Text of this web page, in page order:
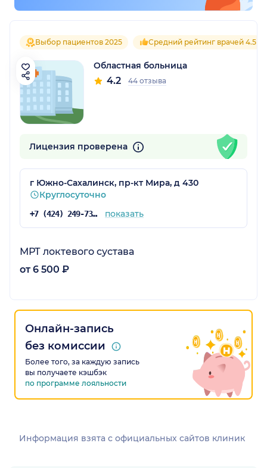
Выбор пациентов 2025 Средний рейтинг врачей 4.5
Областная больница
4.2 44 отзыва
Лицензия проверена
г Южно-Сахалинск, пр-кт Мира, д 430
Круглосуточно
+7 (424) 249-73-61 показать
МРТ локтевого сустава
от 6 500 ₽
Онлайн-запись
без комиссии
Более того, за каждую запись
вы получаете кэшбэк
по программе лояльности
Информация взята c официальных сайтов клиник